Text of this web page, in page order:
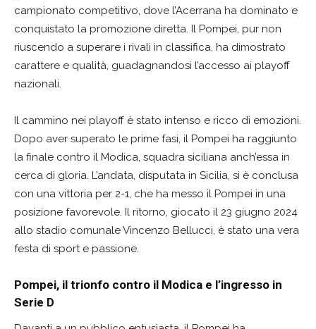
campionato competitivo, dove l’Acerrana ha dominato e
conquistato la promozione diretta. Il Pompei, pur non
riuscendo a superare i rivali in classifica, ha dimostrato
carattere e qualità, guadagnandosi l’accesso ai playoff
nazionali.
Il cammino nei playoff è stato intenso e ricco di emozioni.
Dopo aver superato le prime fasi, il Pompei ha raggiunto
la finale contro il Modica, squadra siciliana anch’essa in
cerca di gloria. L’andata, disputata in Sicilia, si è conclusa
con una vittoria per 2-1, che ha messo il Pompei in una
posizione favorevole. Il ritorno, giocato il 23 giugno 2024
allo stadio comunale Vincenzo Bellucci, è stato una vera
festa di sport e passione.
Pompei, il trionfo contro il Modica e l’ingresso in
Serie D